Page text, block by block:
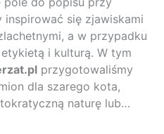
się zjawiskami
a w przypadku
i kulturą. W tym
przygotowaliśmy
dla szarego kota,
naturę lub…